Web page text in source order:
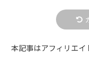
本記事はアフィリエ